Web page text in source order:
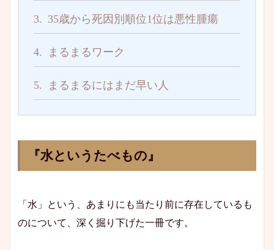
3. 35歳から死因別順位1位は悪性腫瘍
4. まるまるワーク
5. まるまるにはまだ早い人
『水というたべもの』
「水」という、あまりにも当たり前に存在しているも
のについて、深く掘り下げた一冊です。